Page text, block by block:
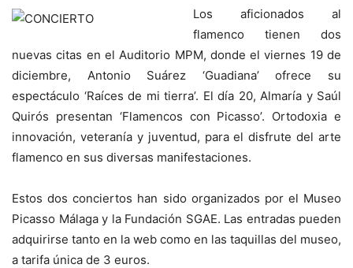
Los aficionados al
flamenco tienen dos
nuevas citas en el Auditorio MPM, donde el viernes 19 de
diciembre, Antonio Suárez ‘Guadiana’ ofrece su
espectáculo ‘Raíces de mi tierra’. El día 20, Almaría y Saúl
Quirós presentan ‘Flamencos con Picasso’. Ortodoxia e
innovación, veteranía y juventud, para el disfrute del arte
flamenco en sus diversas manifestaciones.
Estos dos conciertos han sido organizados por el Museo
Picasso Málaga y la Fundación SGAE. Las entradas pueden
adquirirse tanto en la web como en las taquillas del museo,
a tarifa única de 3 euros.